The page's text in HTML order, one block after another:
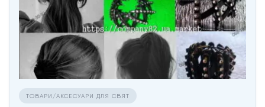
ТОВАРИ/АКСЕСУАРИ ДЛЯ СВЯТ